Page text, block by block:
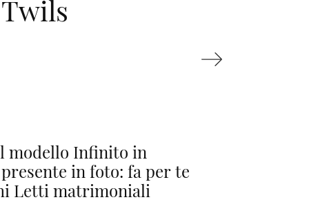
modello Infinito in
in foto: fa per te
Letti matrimoniali